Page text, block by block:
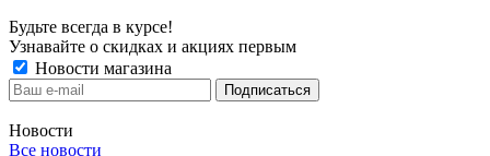
Будьте всегда в курсе!
Узнавайте о скидках и акциях первым
Новости магазина
Новости
Все новости